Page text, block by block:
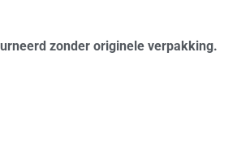
zonder originele verpakking.